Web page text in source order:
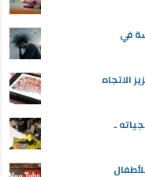
في
الاتجاه
ـ